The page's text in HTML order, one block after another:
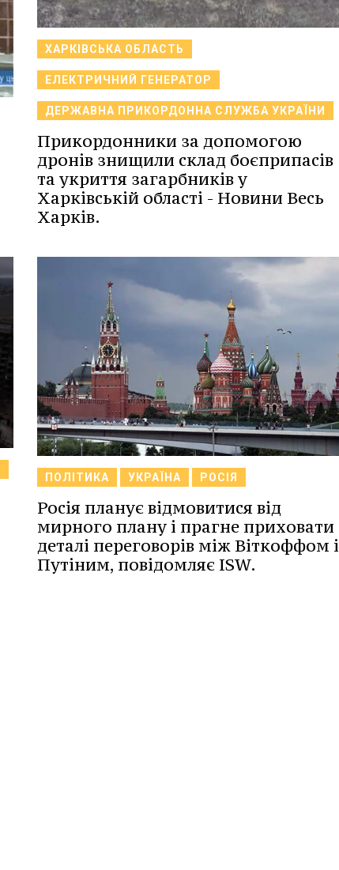
ХАРКІВСЬКА ОБЛАСТЬ
ЕЛЕКТРИЧНИЙ ГЕНЕРАТОР
ДЕРЖАВНА ПРИКОРДОННА СЛУЖБА УКРАЇНИ
Прикордонники за допомогою
дронів знищили склад боєприпасів
та укриття загарбників у
Харківській області - Новини Весь
Харків.
ПОЛІТИКА УКРАЇНА РОСІЯ
Росія планує відмовитися від
мирного плану і прагне приховати
деталі переговорів між Віткоффом і
Путіним, повідомляє ISW.